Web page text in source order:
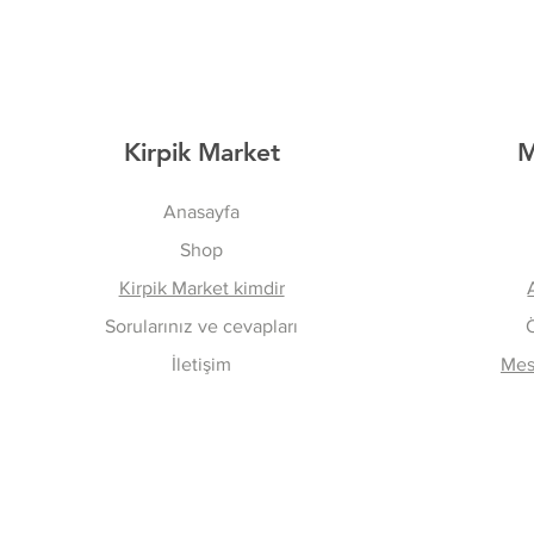
Kirpik Market
Anasayfa
Shop
Kirpik Market kimdir
Sorularınız ve cevapları
İletişim